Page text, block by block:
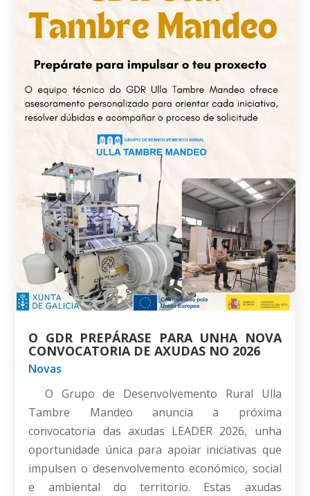
O GDR PREPÁRASE PARA UNHA NOVA
CONVOCATORIA DE AXUDAS NO 2026
Novas
O Grupo de Desenvolvemento Rural Ulla
Tambre Mandeo anuncia a próxima
convocatoria das axudas LEADER 2026, unha
oportunidade única para apoiar iniciativas que
impulsen o desenvolvemento económico, social
e ambiental do territorio. Estas axudas